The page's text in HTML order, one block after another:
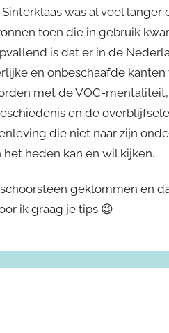
was al veel langer
toen die in gebruik
is dat er in de
en onbeschaafde
met de VOC-
en de
die niet naar zijn
heden kan en wil kijken.
geklommen en
ik graag je tips 😉